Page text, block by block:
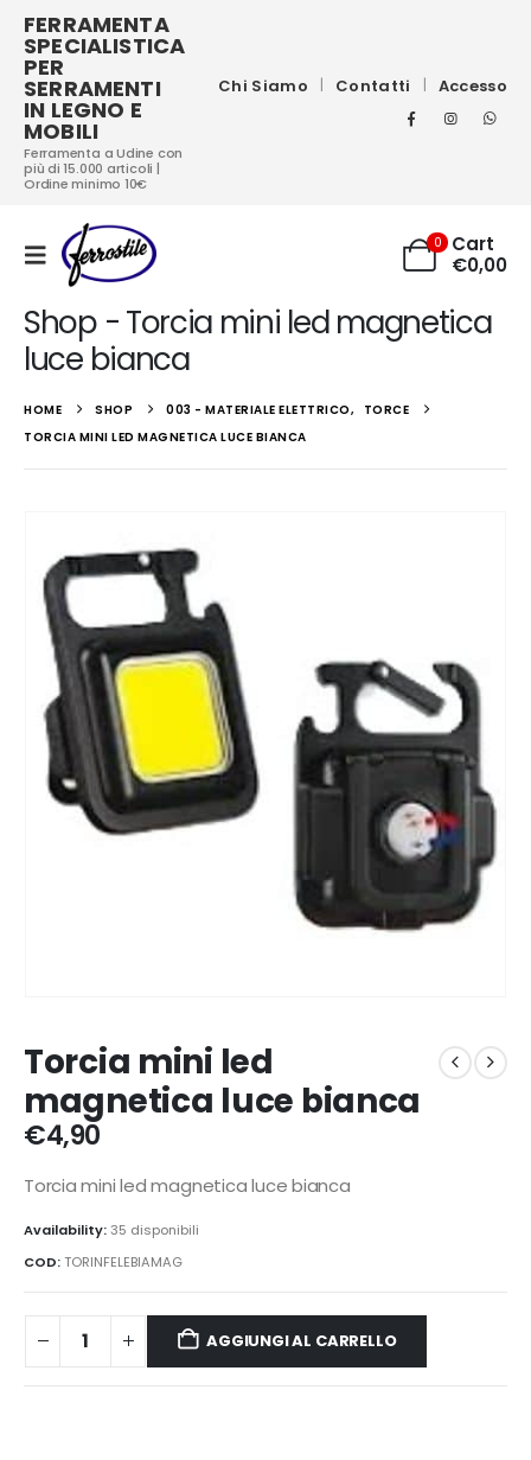
FERRAMENTA
SPECIALISTICA
PER
SERRAMENTI
IN LEGNO E
MOBILI
Ferramenta a Udine con
più di 15.000 articoli |
Ordine minimo 10€
Chi Siamo Contatti Accesso
0
Cart
€0,00
Shop - Torcia mini led magnetica
luce bianca
HOME SHOP 003 - MATERIALE ELETTRICO,
TORCE
TORCIA MINI LED MAGNETICA LUCE BIANCA
Torcia mini led
magnetica luce bianca
€4,90
Torcia mini led magnetica luce bianca
Availability:35 disponibili
COD:TORINFELEBIAMAG
AGGIUNGI AL CARRELLO